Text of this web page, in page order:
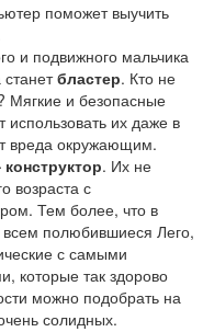
поможет выучить
и подвижного мальчика
бластер. Кто не
Мягкие и безопасные
их даже в
вреда окружающим.
. Их не
возраста с
Тем более, что в
полюбившиеся Лего,
с самыми
которые так здорово
можно подобрать на
солидных.